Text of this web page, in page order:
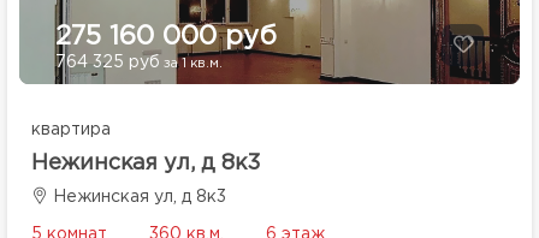
275 160 000 руб
764 325 руб за 1 кв.м.
квартира
Нежинская ул, д 8к3
Нежинская ул, д 8к3
5 комнат 360 кв.м. 6 этаж